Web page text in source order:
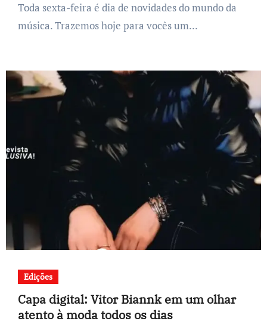
Toda sexta-feira é dia de novidades do mundo da
música. Trazemos hoje para vocês um...
Edições
Capa digital: Vitor Biannk em um olhar
atento à moda todos os dias